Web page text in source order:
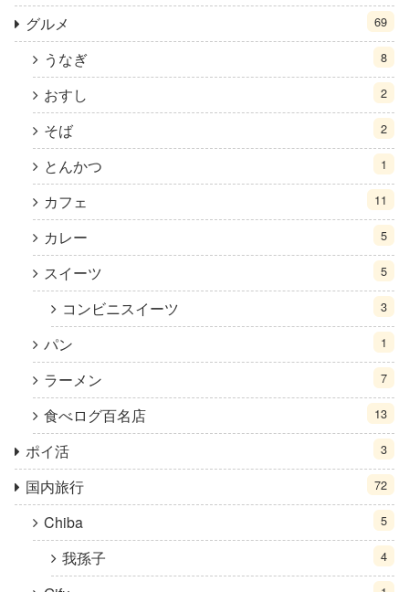
グルメ 69
うなぎ 8
おすし 2
そば 2
とんかつ 1
カフェ 11
カレー 5
スイーツ 5
コンビニスイーツ 3
パン 1
ラーメン 7
食べログ百名店 13
ポイ活 3
国内旅行 72
Chiba 5
我孫子 4